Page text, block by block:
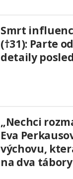
Smrt
(†31): Parte
detaily
„Nechci
Eva
výchovu,
na dva tábory